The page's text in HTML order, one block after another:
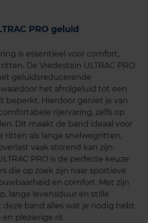
PRO geluid
is essentieel voor comfort,
De Vredestein ULTRAC PRO
geluidsreducerende
het afrolgeluid tot een
beperkt. Hierdoor geniet je van
rijervaring, zelfs op
Dit maakt de band ideaal voor
ritten als lange snelwegritten,
vaak storend kan zijn.
PRO is de perfecte keuze
die op zoek zijn naar sportieve
en comfort. Met zijn
lange levensduur en stille
deze band alles wat je nodig hebt
en plezierige rit.